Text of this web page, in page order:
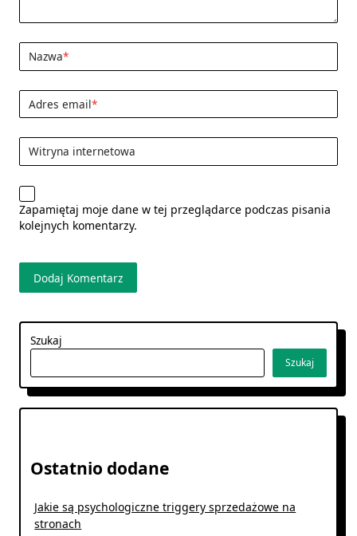
Nazwa*
Adres email*
Witryna internetowa
Zapamiętaj moje dane w tej przeglądarce podczas pisania
kolejnych komentarzy.
Szukaj
Szukaj
Ostatnio dodane
Jakie są psychologiczne triggery sprzedażowe na
stronach